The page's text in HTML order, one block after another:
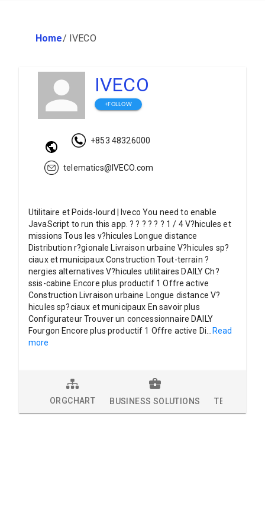
Home/ IVECO
IVECO
+FOLLOW
+853 48326000
telematics@IVECO.com
Utilitaire et Poids-lourd | Iveco You need to enable
JavaScript to run this app. ? ? ? ? ? ? 1 / 4 V?hicules et
missions Tous les v?hicules Longue distance
Distribution r?gionale Livraison urbaine V?hicules sp?
ciaux et municipaux Construction Tout-terrain ?
nergies alternatives V?hicules utilitaires DAILY Ch?
ssis-cabine Encore plus productif 1 Offre active
Construction Livraison urbaine Longue distance V?
hicules sp?ciaux et municipaux En savoir plus
Configurateur Trouver un concessionnaire DAILY
Fourgon Encore plus productif 1 Offre active Di
Read
more
ORGCHART BUSINESS SOLUTIONS